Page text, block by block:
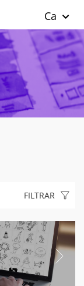
Ca
FILTRAR